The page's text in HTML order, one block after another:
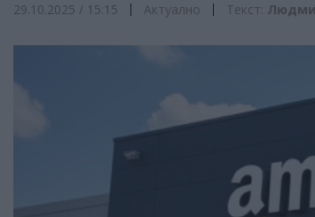
29.10.2025 / 15:15 Актуално Текст: